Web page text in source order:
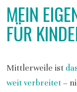
MEIN
FÜR
Mittlerweile ist
weit verbreitet–